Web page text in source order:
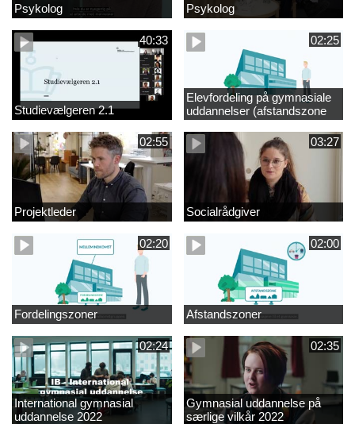
Psykolog Psykolog
40:33
Studievælgeren 2.1
02:25
Elevfordeling på gymnasiale
uddannelser (afstandszone
redigeret)
02:55
Projektleder
03:27
Socialrådgiver
02:20
Fordelingszoner
02:00
Afstandszoner
02:24
International gymnasial
uddannelse 2022
02:35
Gymnasial uddannelse på
særlige vilkår 2022